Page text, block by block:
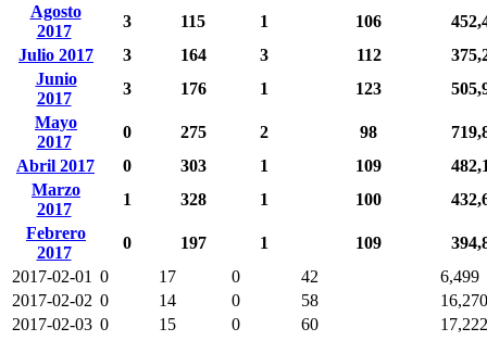
Agosto
2017
3 115 1 106
Julio 2017
3 164 3 112
Junio
2017
3 176 1 123
Mayo
2017
0 275 2 98
Abril 2017
0 303 1 109
Marzo
2017
1 328 1 100
Febrero
2017
0 197 1 109
2017-02-01 0 17 0 42
6,499
2017-02-02 0 14 0 58
16,270
2017-02-03 0 15 0 60
17,222